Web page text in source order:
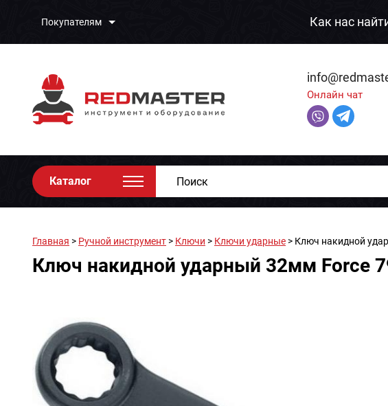
Покупателям Как нас
Онлайн чат
Каталог
Главная > Ручной инструмент > Ключи > Ключи ударные > Ключ накидной
Ключ накидной ударный 32мм Force